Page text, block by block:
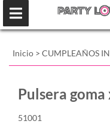
Inicio > CUMPLEAÑOS
Pulsera goma
51001